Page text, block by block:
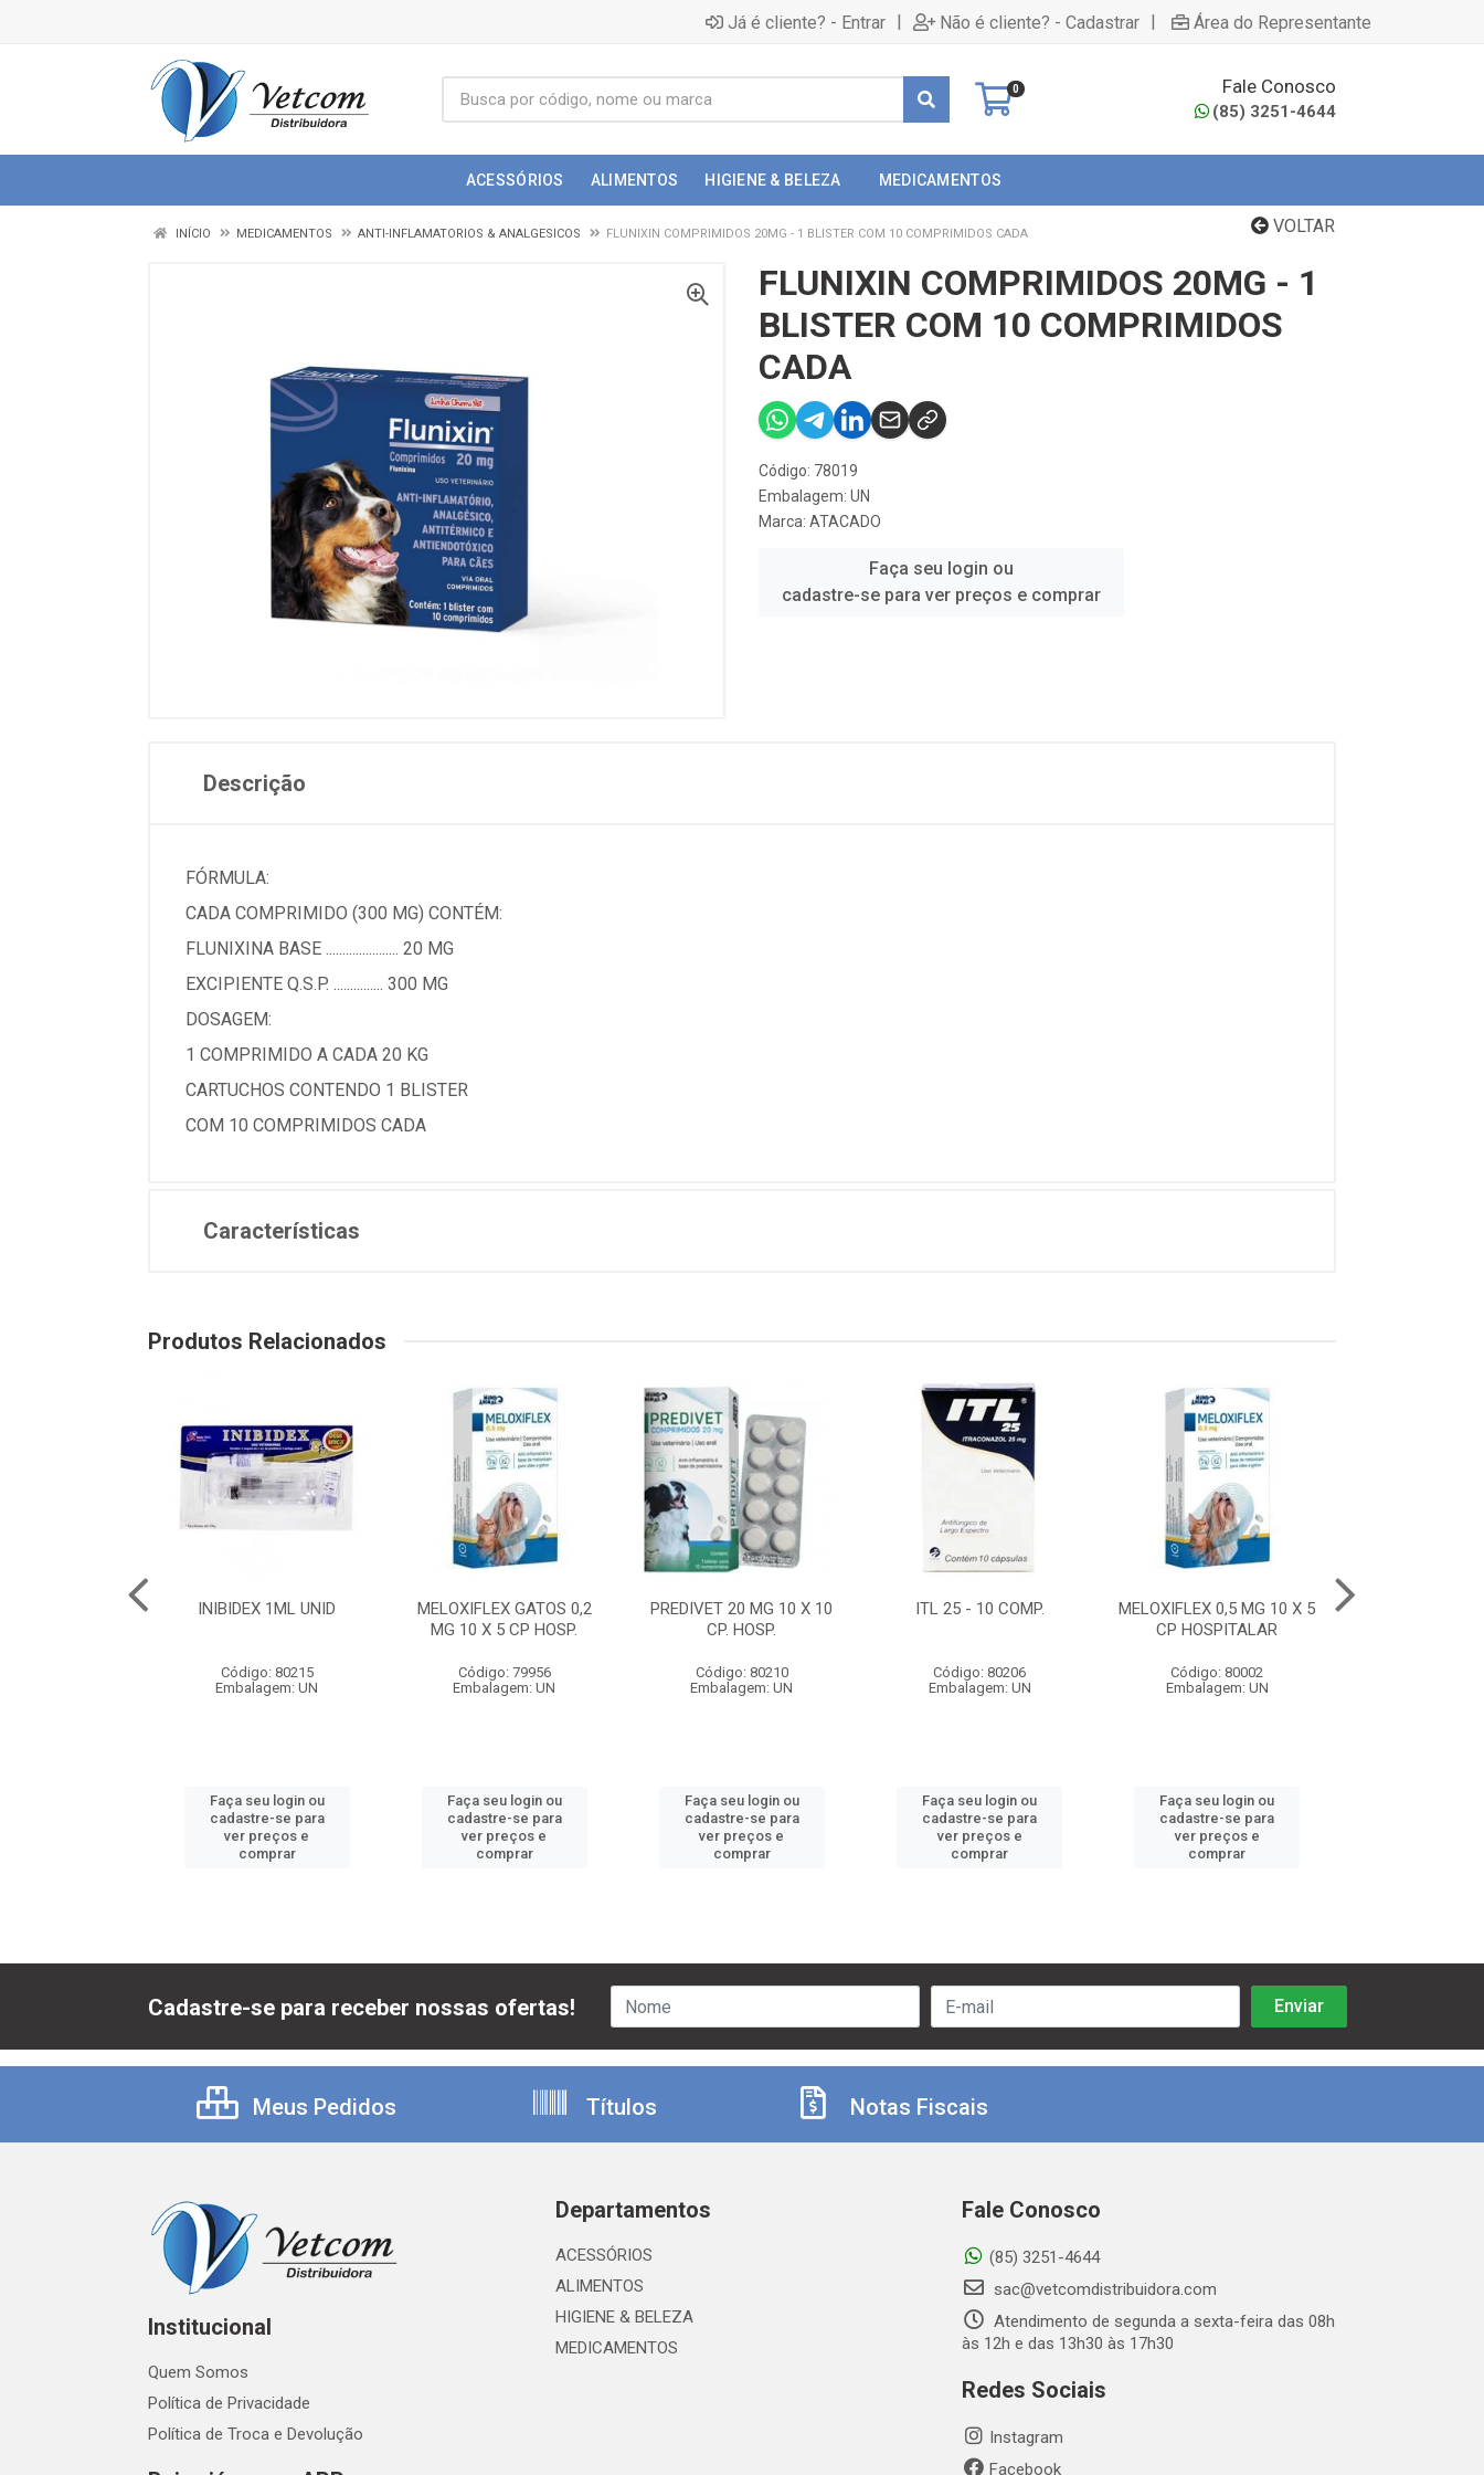
Já é cliente? - Entrar | Não é cliente? - Cadastrar | Área do Representante
0 Fale Conosco
(85) 3251-4644
ACESSÓRIOS ALIMENTOS HIGIENE & BELEZA MEDICAMENTOS
VOLTAR
INÍCIO MEDICAMENTOS ANTI-INFLAMATORIOS & ANALGESICOS FLUNIXIN COMPRIMIDOS 20MG - 1 BLISTER COM 10 COMPRIMIDOS CADA
FLUNIXIN COMPRIMIDOS 20MG - 1
BLISTER COM 10 COMPRIMIDOS
CADA
Código: 78019
Embalagem: UN
Marca: ATACADO
Faça seu login ou
cadastre-se para ver preços e comprar
Descrição
FÓRMULA:
CADA COMPRIMIDO (300 MG) CONTÉM:
FLUNIXINA BASE ...................... 20 MG
EXCIPIENTE Q.S.P. ............... 300 MG
DOSAGEM:
1 COMPRIMIDO A CADA 20 KG
CARTUCHOS CONTENDO 1 BLISTER
COM 10 COMPRIMIDOS CADA
Características
Produtos Relacionados
INIBIDEX 1ML UNID
Código: 80215
Embalagem: UN
Faça seu login ou
cadastre-se para
ver preços e
comprar
MELOXIFLEX GATOS 0,2
MG 10 X 5 CP HOSP.
Código: 79956
Embalagem: UN
Faça seu login ou
cadastre-se para
ver preços e
comprar
PREDIVET 20 MG 10 X 10
CP. HOSP.
Código: 80210
Embalagem: UN
Faça seu login ou
cadastre-se para
ver preços e
comprar
ITL 25 - 10 COMP.
Código: 80206
Embalagem: UN
Faça seu login ou
cadastre-se para
ver preços e
comprar
MELOXIFLEX 0,5 MG 10 X 5
CP HOSPITALAR
Código: 80002
Embalagem: UN
Faça seu login ou
cadastre-se para
ver preços e
comprar
Cadastre-se para receber nossas ofertas!
Meus Pedidos Títulos Notas Fiscais
Institucional
Quem Somos
Política de Privacidade
Política de Troca e Devolução
Departamentos
ACESSÓRIOS
ALIMENTOS
HIGIENE & BELEZA
MEDICAMENTOS
Fale Conosco
(85) 3251-4644
sac@vetcomdistribuidora.com
Atendimento de segunda a sexta-feira das 08h
às 12h e das 13h30 às 17h30
Redes Sociais
Instagram
Facebook